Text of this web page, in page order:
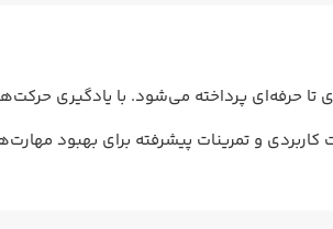
حرفه‌ای پرداخته می‌شود. با یادگیری
کاربردی و تمرینات پیشرفته برای بهبود